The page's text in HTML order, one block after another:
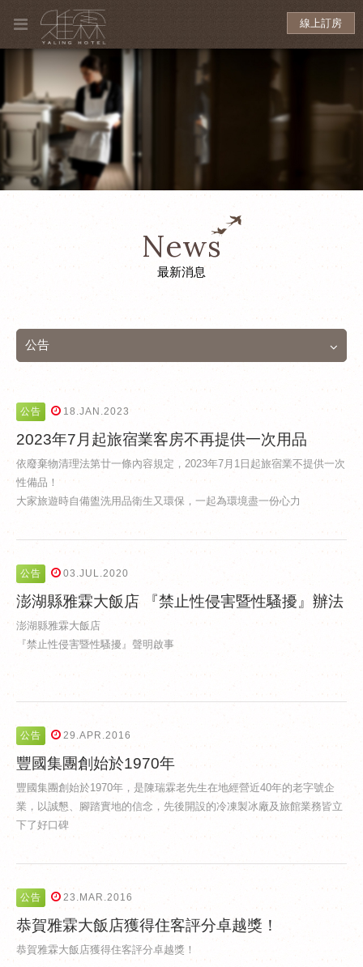
線上訂房
News
最新消息
公告
公告 18.JAN.2023
2023年7月起旅宿業客房不再提供一次用品
依廢棄物清理法第廿一條內容規定，2023年7月1日起旅宿業不提供一次
性備品！
大家旅遊時自備盥洗用品衛生又環保，一起為環境盡一份心力
公告 03.JUL.2020
澎湖縣雅霖大飯店 『禁止性侵害暨性騷擾』辦法
澎湖縣雅霖大飯店
『禁止性侵害暨性騷擾』聲明啟事
公告 29.APR.2016
豐國集團創始於1970年
豐國集團創始於1970年，是陳瑞霖老先生在地經營近40年的老字號企
業，以誠懇、腳踏實地的信念，先後開設的冷凍製冰廠及旅館業務皆立
下了好口碑
公告 23.MAR.2016
恭賀雅霖大飯店獲得住客評分卓越獎！
恭賀雅霖大飯店獲得住客評分卓越獎！